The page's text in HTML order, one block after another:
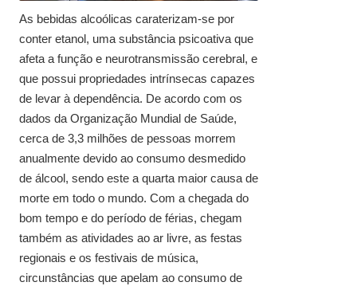
As bebidas alcoólicas caraterizam-se por
conter etanol, uma substância psicoativa que
afeta a função e neurotransmissão cerebral, e
que possui propriedades intrínsecas capazes
de levar à dependência. De acordo com os
dados da Organização Mundial de Saúde,
cerca de 3,3 milhões de pessoas morrem
anualmente devido ao consumo desmedido
de álcool, sendo este a quarta maior causa de
morte em todo o mundo. Com a chegada do
bom tempo e do período de férias, chegam
também as atividades ao ar livre, as festas
regionais e os festivais de música,
circunstâncias que apelam ao consumo de